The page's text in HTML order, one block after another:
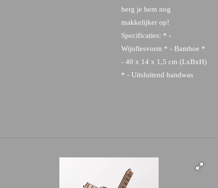
berg je hem nog
makkelijker op!
Specificaties: * -
Wijnflesvorm * - Bamboe *
- 40 x 14 x 1,5 cm (LxBxH)
* - Uitsluitend handwas